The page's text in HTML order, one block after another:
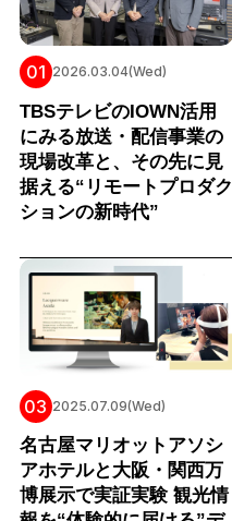
01 2026.03.04(Wed)
TBSテレビのIOWN活用
にみる放送・配信事業の
現場改革と、その先に見
据える“リモートプロダク
ションの新時代”
03 2025.07.09(Wed)
名古屋マリオットアソシ
アホテルと大阪・関西万
博展示で実証実験 観光情